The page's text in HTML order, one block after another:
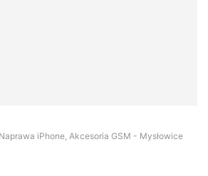
iPhone, Akcesoria GSM - Mysłowice